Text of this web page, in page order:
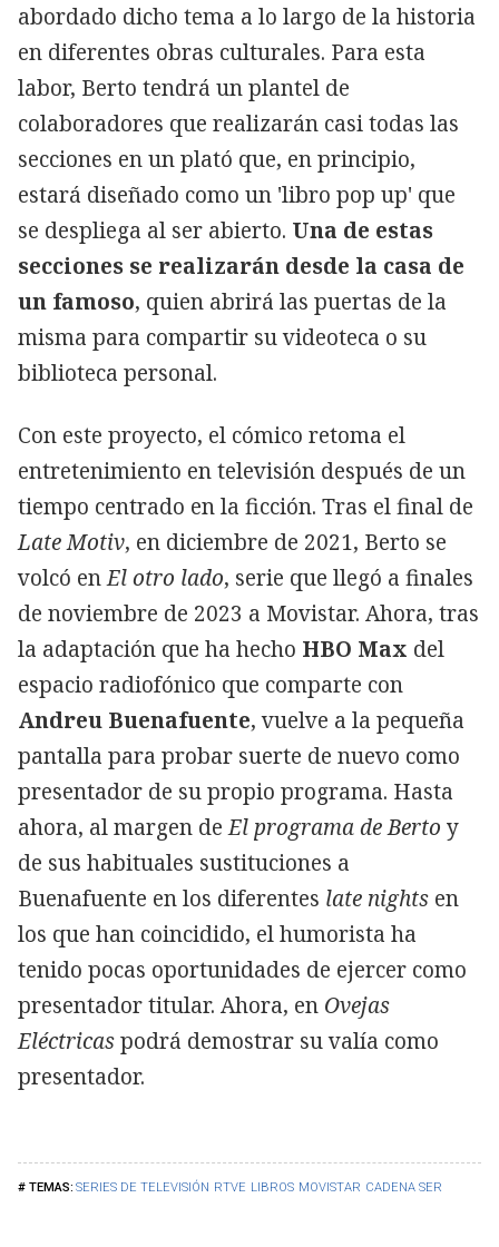
SERIES DE TELEVISIÓN RTVE LIBROS MOVISTAR CADENA SER
abordado dicho tema a lo largo de la historia
en diferentes obras culturales. Para esta
labor, Berto tendrá un plantel de
colaboradores que realizarán casi todas las
secciones en un plató que, en principio,
estará diseñado como un 'libro pop up' que
se despliega al ser abierto. Una de estas
secciones se realizarán desde la casa de
un famoso, quien abrirá las puertas de la
misma para compartir su videoteca o su
biblioteca personal.
Con este proyecto, el cómico retoma el
entretenimiento en televisión después de un
tiempo centrado en la ficción. Tras el final de
Late Motiv, en diciembre de 2021, Berto se
volcó enEl otro lado, serie que llegó a finales
de noviembre de 2023 a Movistar. Ahora, tras
la adaptación que ha hecho HBO Max del
espacio radiofónico que comparte con
Andreu Buenafuente, vuelve a la pequeña
pantalla para probar suerte de nuevo como
presentador de su propio programa. Hasta
ahora, al margen deEl programa de Berto y
de sus habituales sustituciones a
Buenafuente en los diferentes late nights en
los que han coincidido, el humorista ha
tenido pocas oportunidades de ejercer como
presentador titular. Ahora, en Ovejas
Eléctricaspodrá demostrar su valía como
presentador.